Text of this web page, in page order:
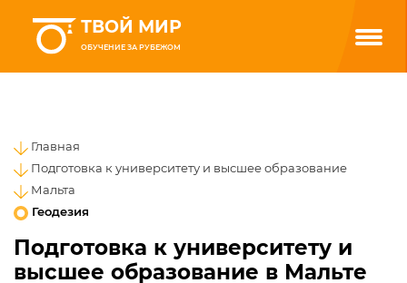
ТВОЙ МИР
ОБУЧЕНИЕ ЗА РУБЕЖОМ
Главная
Подготовка к университету и высшее образование
Мальта
Геодезия
Подготовка к университету и
высшее образование в Мальте